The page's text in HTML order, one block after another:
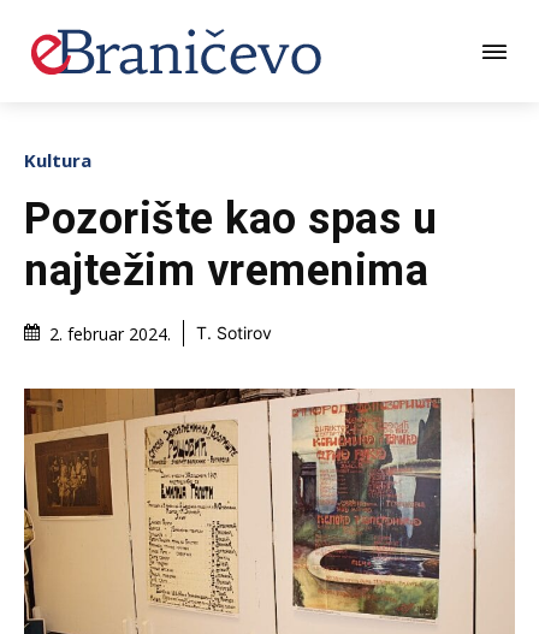
Kultura
Pozorište kao spas u
najtežim vremenima
2. februar 2024. T. Sotirov